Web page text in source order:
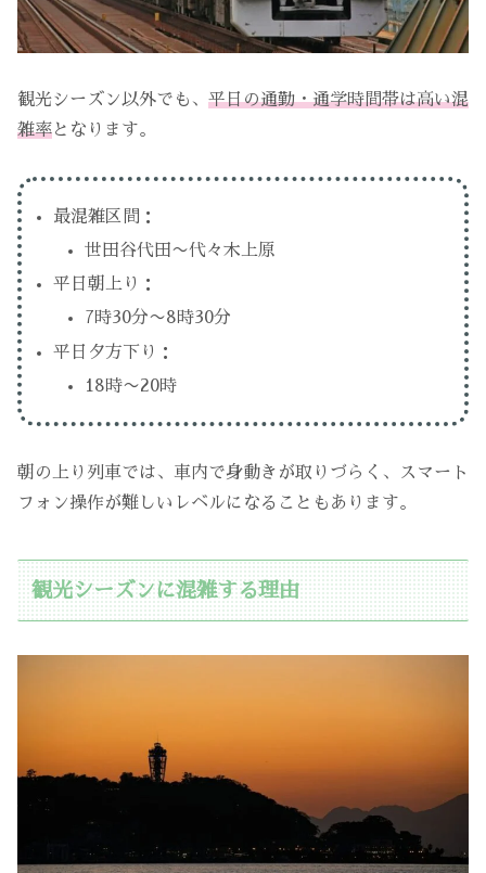
観光シーズン以外でも、 平日の通勤・通学時間帯は高い混
雑率となります。
最混雑区間：
世田谷代田〜代々木上原
平日朝上り：
7時30分〜8時30分
平日夕方下り：
18時〜20時
朝の上り列車では、車内で身動きが取りづらく、スマート
フォン操作が難しいレベルになることもあります。
観光シーズンに混雑する理由